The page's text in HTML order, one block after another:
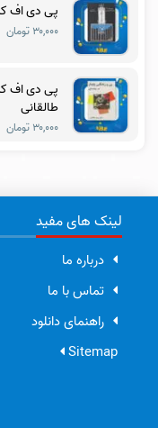
پی دی اف
۳۰,۰۰۰ تومان
پی دی اف
طالقانی
۳۰,۰۰۰ تومان
لینک های مفید
درباره ما
تماس با ما
راهنمای دانلود
Sitemap